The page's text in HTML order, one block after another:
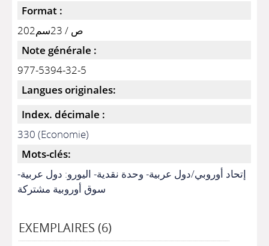
Format :
202ص / 23سم
Note générale :
977-5394-32-5
Langues originales:
Index. décimale :
330 (Economie)
Mots-clés:
إتحاد أوروبي/دول عربية- وحدة نقدية- اليورو: دول عربية-
سوق أوروبية مشتركة
EXEMPLAIRES (6)